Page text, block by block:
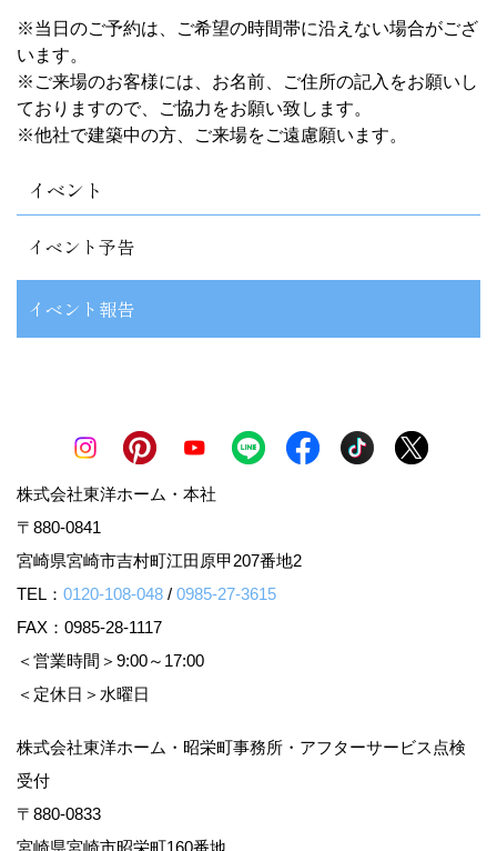
※当日のご予約は、ご希望の時間帯に沿えない場合がござ
います。
※ご来場のお客様には、お名前、ご住所の記入をお願いし
ておりますので、ご協力をお願い致します。
※他社で建築中の方、ご来場をご遠慮願います。
イベント
イベント予告
イベント報告
株式会社東洋ホーム・本社
〒880-0841
宮崎県宮崎市吉村町江田原甲207番地2
TEL： 0120-108-048 / 0985-27-3615
FAX：0985-28-1117
＜営業時間＞9:00～17:00
＜定休日＞水曜日
株式会社東洋ホーム・昭栄町事務所・アフターサービス点検
受付
〒880-0833
宮崎県宮崎市昭栄町160番地